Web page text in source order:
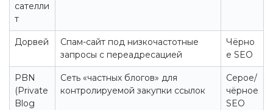
сателли
т
Дорвей
Спам-сайт под низкочастотные
запросы с переадресацией
Чёрно
е SEO
PBN
(Private
Blog
Сеть «частных блогов» для
контролируемой закупки ссылок
Серое/
чёрное
SEO